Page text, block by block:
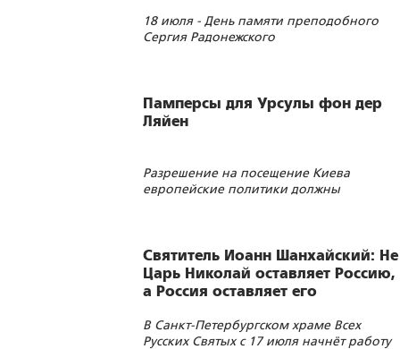
18 июля - День памяти преподобного
Сергия Радонежского
Памперсы для Урсулы фон дер
Ляйен
Разрешение на посещение Киева
европейские политики должны
Святитель Иоанн Шанхайский: Не
Царь Николай оставляет Россию,
а Россия оставляет его
В Санкт-Петербургском храме Всех
Русских Святых с 17 июля начнёт работу